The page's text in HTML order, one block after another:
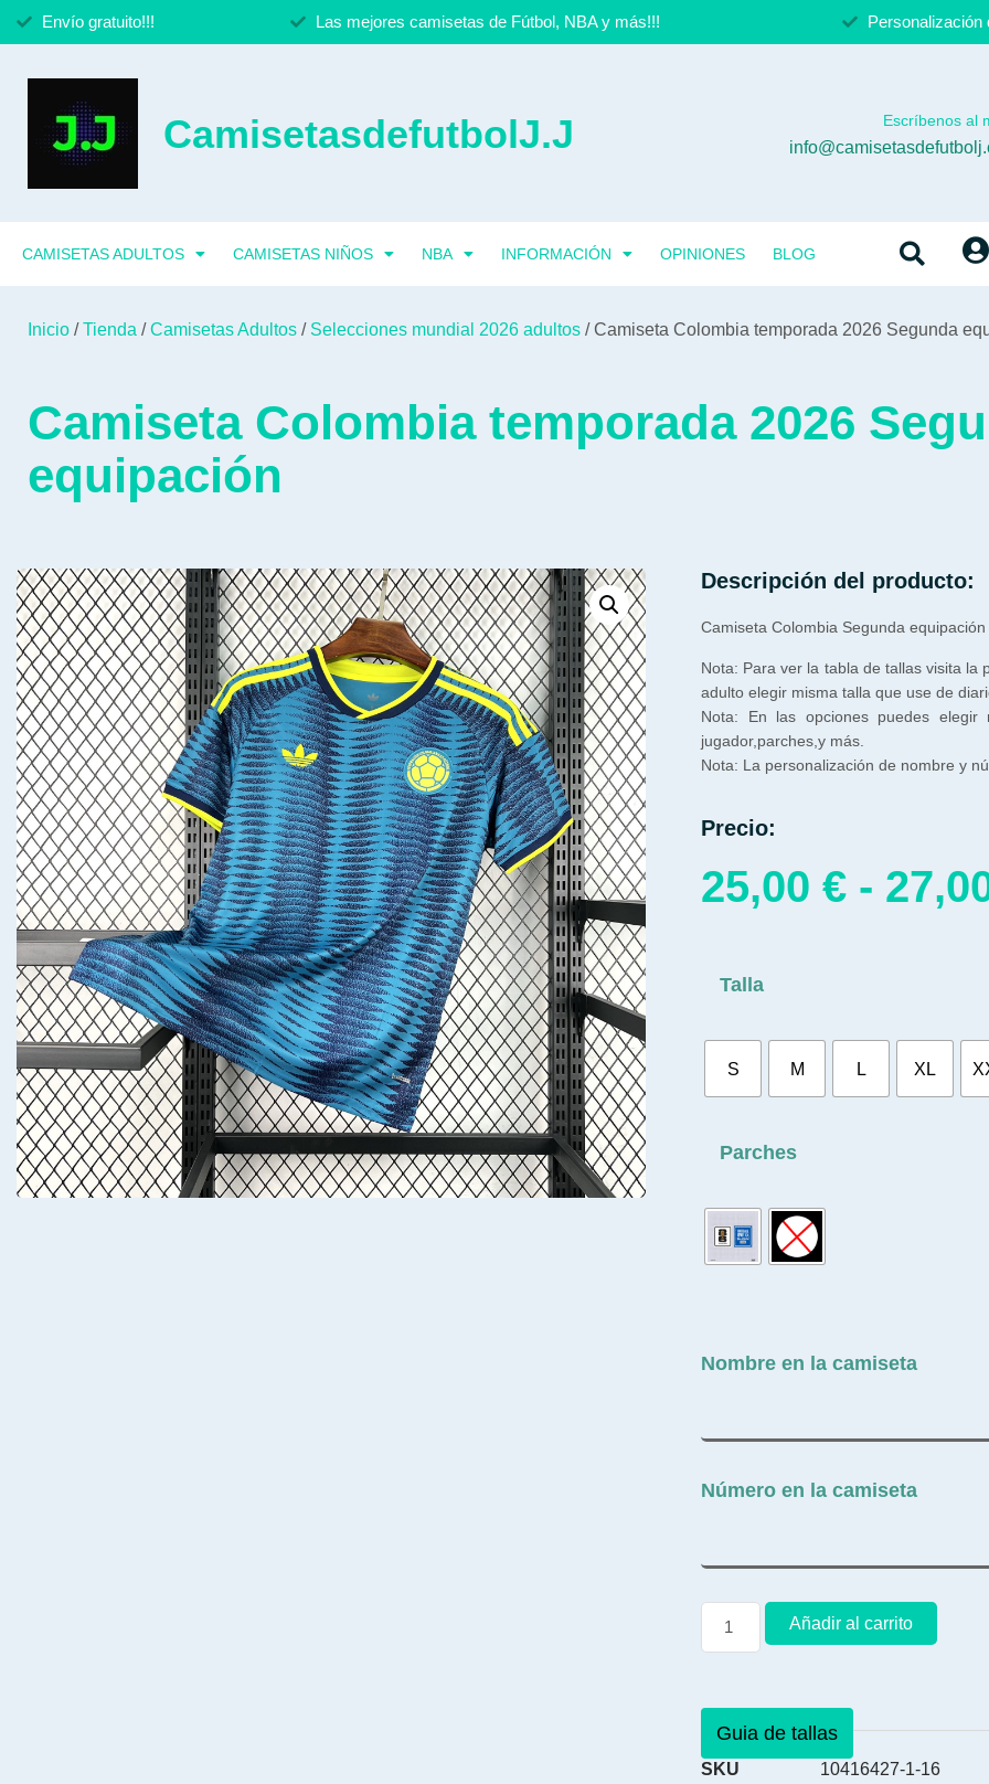
Envío gratuito!!! Las mejores camisetas de Fútbol, NBA y más!!! Personalización
CamisetasdefutbolJ.J Escríbenos al
CAMISETAS ADULTOS CAMISETAS NIÑOS NBA INFORMACIÓN OPINIONES BLOG
Inicio /Tienda /Camisetas Adultos / Selecciones mundial 2026 adultos / Camiseta Colombia temporada 2026 Segunda
Camiseta Colombia temporada 2026
equipación
Descripción del producto:
Camiseta Colombia Segunda
Nota: Para ver la tabla de tallas visita la
adulto elegir misma talla que use de
Nota: En las opciones puedes
jugador,parches,y más.
Nota: La personalización de nombre y
Precio:
25,00 € -
Talla
S M L XL
Parches
Nombre en la camiseta
Número en la camiseta
Añadir al carrito
Guia de tallas
SKU
10416427-1-16